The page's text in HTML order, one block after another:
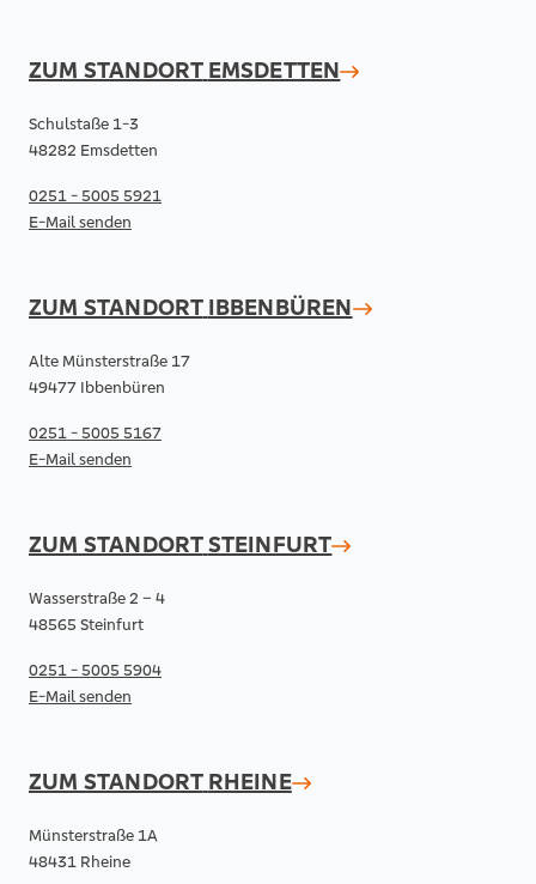
ZUM STANDORT EMSDETTEN
Schulstaße 1-3
48282 Emsdetten
0251 - 5005 5921
E-Mail senden
ZUM STANDORT IBBENBÜREN
Alte Münsterstraße 17
49477 Ibbenbüren
0251 - 5005 5167
E-Mail senden
ZUM STANDORTSTEINFURT
Wasserstraße 2 – 4
48565 Steinfurt
0251 - 5005 5904
E-Mail senden
ZUM STANDORT RHEINE
Münsterstraße 1A
48431 Rheine